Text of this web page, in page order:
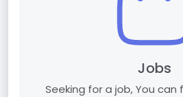
Jobs
Seeking for a job, You